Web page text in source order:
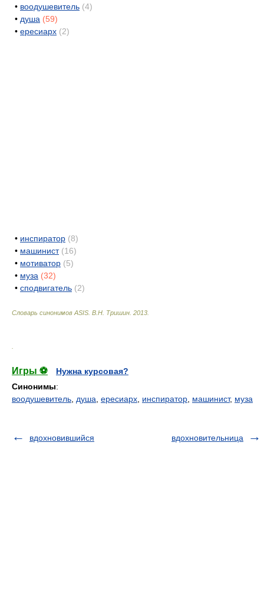
• воодушевитель (4)
• душа (59)
• ересиарх (2)
• инспиратор (8)
• машинист (16)
• мотиватор (5)
• муза (32)
• сподвигатель (2)
Словарь синонимов ASIS. В.Н. Тришин 2013
Игры ⚽
Нужна курсовая?
Синонимы:
воодушевитель душа ересиарх инспиратор машинист, муза
вдохновившийся вдохновительница